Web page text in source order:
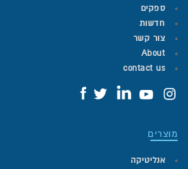
ספקים
חדשות
צור קשר
About
contact us
מוצרים
אנליטיקה